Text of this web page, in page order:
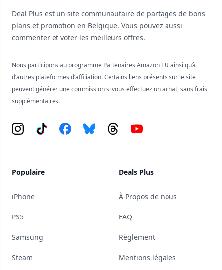
Deal Plus est un site communautaire de partages de bons
plans et promotion en Belgique. Vous pouvez aussi
commenter et voter les meilleurs offres.
Nous participons au programme Partenaires Amazon EU ainsi qu’à
d’autres plateformes d’affiliation. Certains liens présents sur le site
peuvent générer une commission si vous effectuez un achat, sans frais
supplémentaires.
Instagram
Tiktok FacebookBlueskyThreadsYouTube
Populaire
iPhone
PS5
Samsung
Steam
Deals Plus
À Propos de nous
FAQ
Règlement
Mentions légales